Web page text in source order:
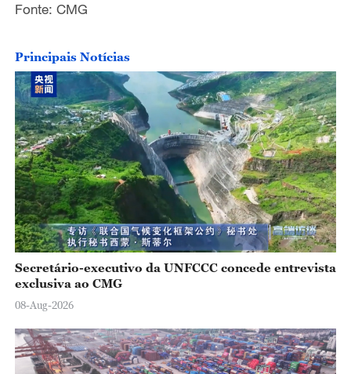
Fonte: CMG
Principais Notícias
Secretário-executivo da UNFCCC concede entrevista
exclusiva ao CMG
08-Aug-2026